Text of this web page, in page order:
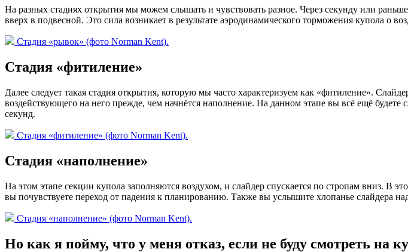
На разных стадиях открытия мы можем слышать и чувствовать разное. Через секунду или
вверх в подвесной. Это сила возникает в результате аэродинамического торможения купола о
Стадия «рывок» (фото Norman Kent).
Стадия «фитиление»
Далее следует такая стадия открытия, которую мы часто характеризуем как «фитиление».
воздействующего на него прежде, чем начнётся наполнение. На данном этапе вы всё ещё
секунд.
Стадия «фитиление» (фото Norman Kent).
Стадия «наполнение»
На этом этапе секции купола заполняются воздухом, и слайдер спускается по стропам вниз.
вы почувствуете переход от падения к планированию. Также вы услышите хлопанье слайдера
Стадия «наполнение» (фото Norman Kent).
Но как я пойму, что у меня отказ, если не буду смотреть на